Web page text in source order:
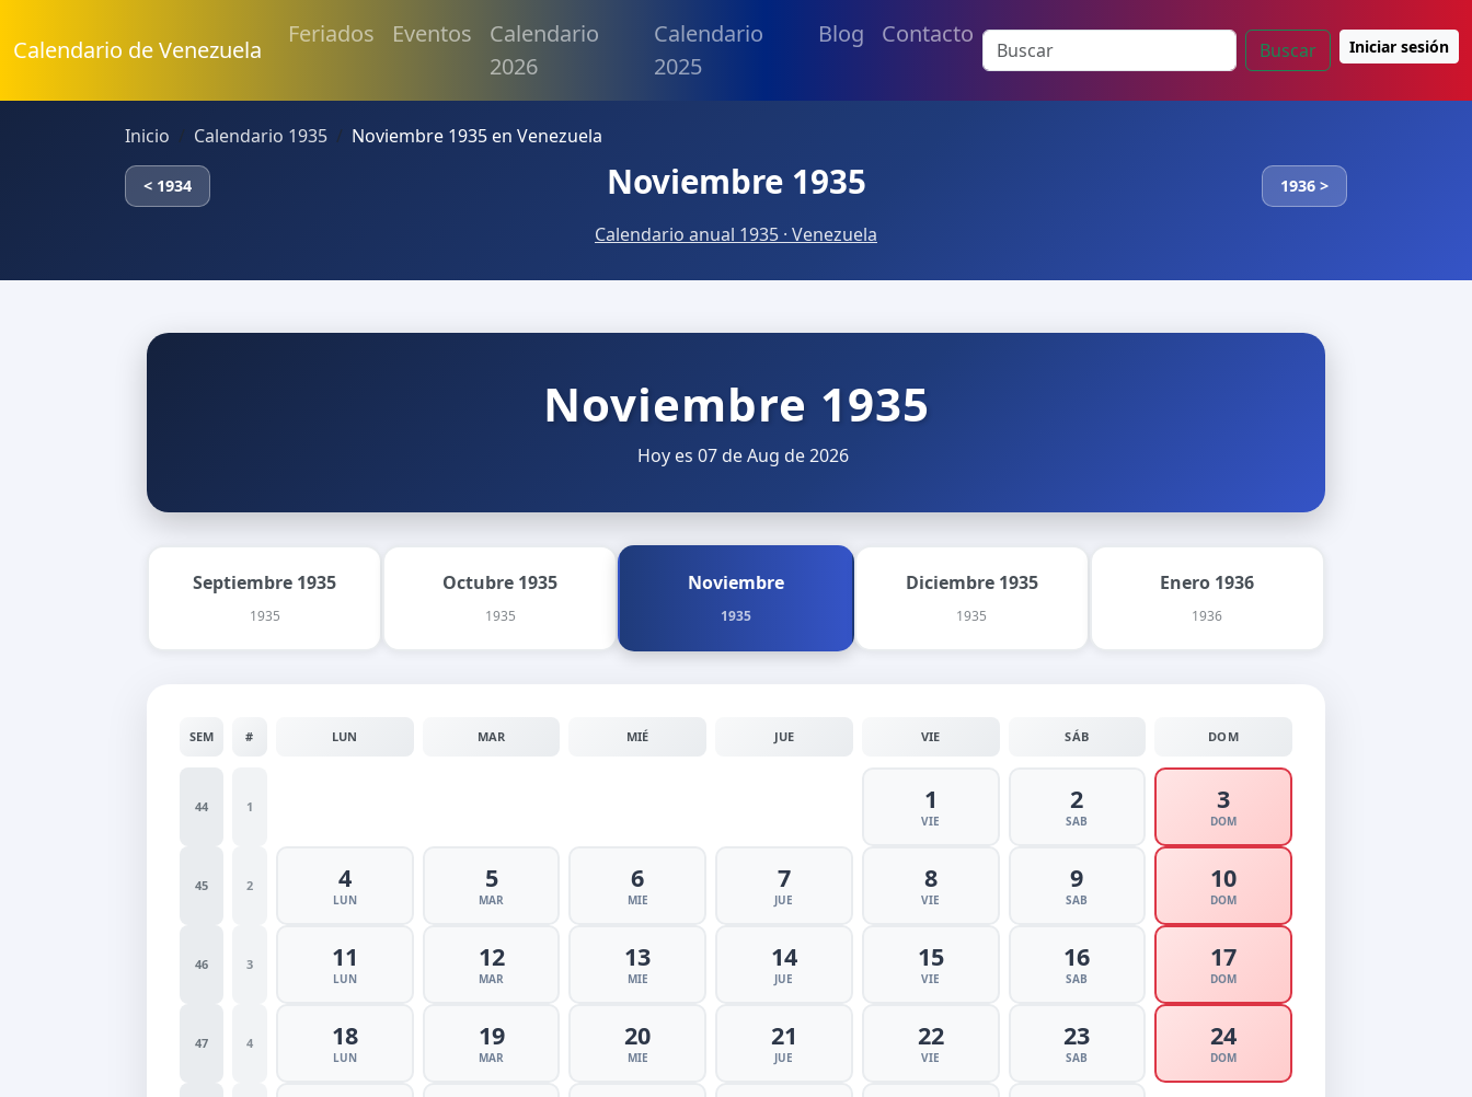
Calendario de Venezuela
Feriados Eventos
Calendario
2026
Calendario
2025
Blog Contacto
Buscar Iniciar sesión
Inicio Calendario 1935 Noviembre 1935 en Venezuela
< 1934 Noviembre 1935 1936 >
Calendario anual 1935 · Venezuela
Noviembre 1935
Hoy es 07 de Aug de 2026
Septiembre 1935
1935
Octubre 1935
1935
Noviembre
1935
Diciembre 1935
1935
Enero 1936
1936
SEM # LUN MAR MIÉ JUE VIE SÁB DOM
44 1 1
VIE
2
SAB
3
DOM
45 2 4
LUN
5
MAR
6
MIE
7
JUE
8
VIE
9
SAB
10
DOM
46 3 11
LUN
12
MAR
13
MIE
14
JUE
15
VIE
16
SAB
17
DOM
47 4 18
LUN
19
MAR
20
MIE
21
JUE
22
VIE
23
SAB
24
DOM